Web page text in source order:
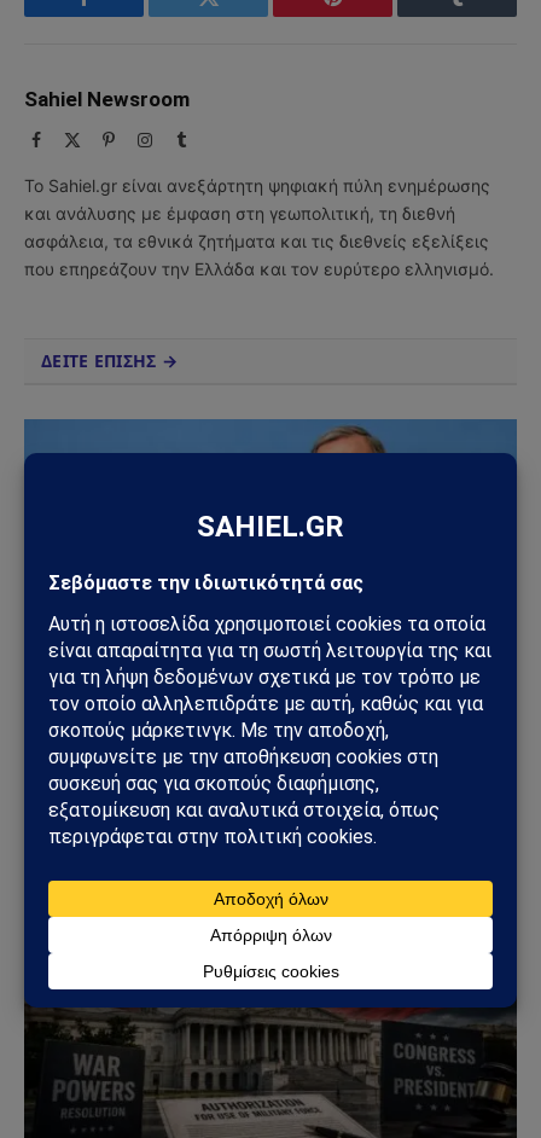
Facebook Twitter Pinterest Tumblr
Sahiel Newsroom
Facebook PinterestInstagram
Tumblr
Το Sahiel.gr είναι ανεξάρτητη ψηφιακή πύλη ενημέρωσης
και ανάλυσης με έμφαση στη γεωπολιτική, τη διεθνή
ασφάλεια, τα εθνικά ζητήματα και τις διεθνείς εξελίξεις
που επηρεάζουν την Ελλάδα και τον ευρύτερο ελληνισμό.
ΔΕΙΤΕ ΕΠΙΣΗΣ →
ΠΟΛΙΤΙΚΉ
Συνάντηση Σαμαρά – Γκίλφοϊλ: Στο επίκεντρο οι
ελληνοαμερικανικές σχέσεις
29/06/2026